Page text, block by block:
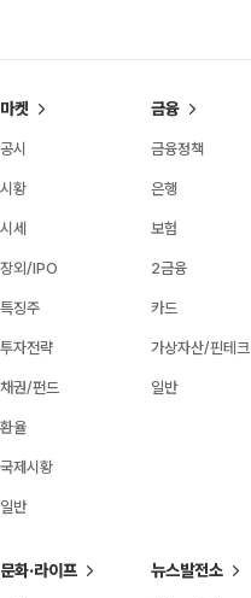
마켓
공시
시황
시세
장외/IPO
특징주
투자전략
채권/펀드
환율
국제시황
일반
금융
금융정책
은행
보험
2금융
카드
가상자산/핀테크
일반
문화·라이프 뉴스발전소